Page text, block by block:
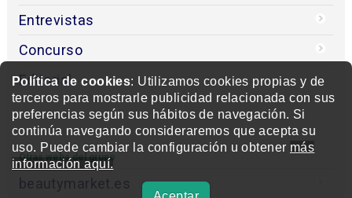
Política de cookies: Utilizamos cookies propias y de
terceros para mostrarle publicidad relacionada con sus
preferencias según sus hábitos de navegación. Si
continúa navegando consideraremos que acepta su
uso. Puede cambiar la configuración u obtener más
información aquí.
Entrevistas
Concurso
Editorial
Otras webs del grupo
beautymarket.es